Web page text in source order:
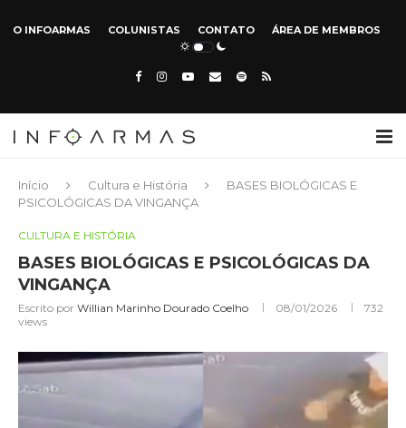
O INFOARMAS COLUNISTAS CONTATO ÁREA DE MEMBROS
Início Cultura e História
BASES BIOLÓGICAS E
PSICOLÓGICAS DA VINGANÇA
CULTURA E HISTÓRIA
BASES BIOLÓGICAS E PSICOLÓGICAS DA
VINGANÇA
Escrito por Willian Marinho Dourado Coelho 08/01/2026
732
views